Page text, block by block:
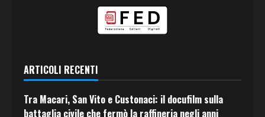
ARTICOLI RECENTI
Tra Macari, San Vito e Custonaci: il docufilm sulla
battaglia civile che fermò la raffineria negli anni